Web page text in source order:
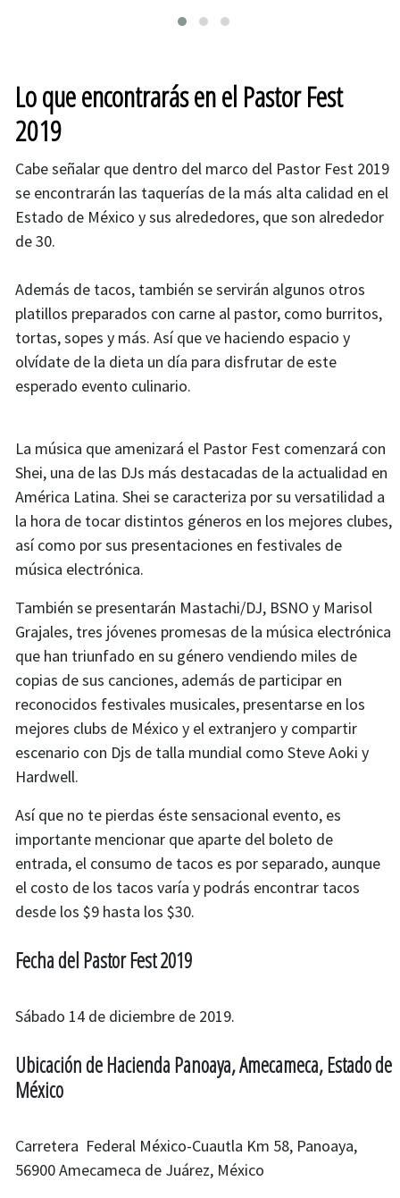
Lo que encontrarás en el Pastor Fest
2019
Cabe señalar que dentro del marco del Pastor Fest 2019
se encontrarán las taquerías de la más alta calidad en el
Estado de México y sus alrededores, que son alrededor
de 30.
Además de tacos, también se servirán algunos otros
platillos preparados con carne al pastor, como burritos,
tortas, sopes y más. Así que ve haciendo espacio y
olvídate de la dieta un día para disfrutar de este
esperado evento culinario.
La música que amenizará el Pastor Fest comenzará con
Shei, una de las DJs más destacadas de la actualidad en
América Latina. Shei se caracteriza por su versatilidad a
la hora de tocar distintos géneros en los mejores clubes,
así como por sus presentaciones en festivales de
música electrónica.
También se presentarán Mastachi/DJ, BSNO y Marisol
Grajales, tres jóvenes promesas de la música electrónica
que han triunfado en su género vendiendo miles de
copias de sus canciones, además de participar en
reconocidos festivales musicales, presentarse en los
mejores clubs de México y el extranjero y compartir
escenario con Djs de talla mundial como Steve Aoki y
Hardwell.
Así que no te pierdas éste sensacional evento, es
importante mencionar que aparte del boleto de
entrada, el consumo de tacos es por separado, aunque
el costo de los tacos varía y podrás encontrar tacos
desde los $9 hasta los $30.
Fecha del Pastor Fest 2019
Sábado 14 de diciembre de 2019.
Ubicación de Hacienda Panoaya, Amecameca, Estado de
México
Carretera Federal México-Cuautla Km 58, Panoaya,
56900 Amecameca de Juárez, México